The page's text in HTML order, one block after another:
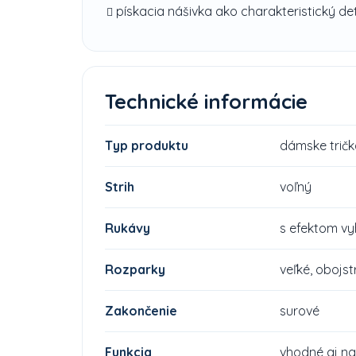
pískacia nášivka ako charakteristický
Technické informácie
Typ produktu dámske
Strih voľný
Rukávy s efektom
Rozparky veľké,
Zakončenie surové
Funkcia vhodné aj